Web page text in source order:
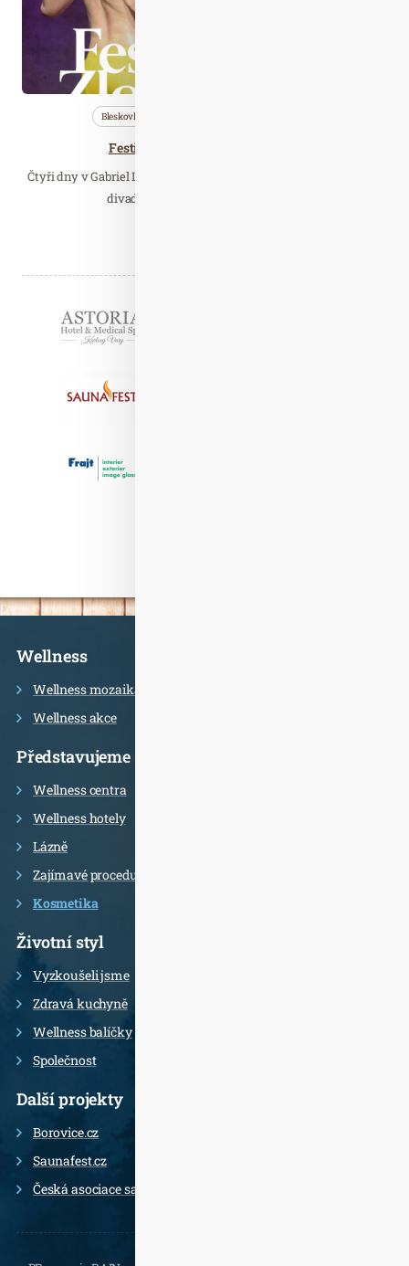
Bleskovky
Festival Zlobení 20. — 23. 7. 2023
Čtyři dny v Gabriel Loci uprostřed města v horkém létě naplněné
divadlem, hudbou, dílnami a hrou.…
Informace
Wellness
Wellness mozaika
Wellness akce
Představujeme
Wellness centra
Wellness hotely
Lázně
Zajímavé procedury
Kosmetika
Životní styl
Vyzkoušeli jsme
Zdravá kuchyně
Wellness balíčky
Společnost
Další projekty
Borovice.cz
Saunafest.cz
Česká asociace saunérů